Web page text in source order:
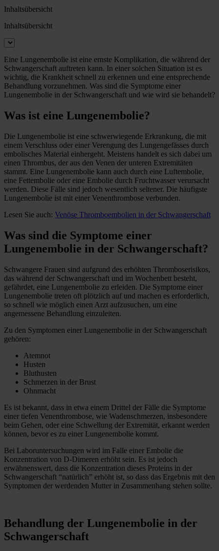
Inhaltsübersicht
Inhaltsübersicht
Eine Lungenembolie ist eine ernste Komplikation, die während der
Schwangerschaft auftreten kann. In einer solchen Situation ist es
wichtig, die Krankheit schnell zu erkennen und eine entsprechende
Behandlung vorzunehmen. Was sind die Symptome einer
Lungenembolie in der Schwangerschaft und wie wird sie behandelt?
Was ist eine Lungenembolie?
Die Lungenembolie ist eine schwerwiegende Erkrankung, die mit
einem Verschluss oder einer Verengung des Lungengefässes durch
embolisches Material einhergeht. Meistens handelt es sich dabei um
einen Thrombus, der aus den Venen der unteren Extremitäten
stammt. Eine Lungenembolie kann auch durch eine Luftembolie,
eine Fettembolie oder eine Embolie durch Fruchtwasser verursacht
werden. Diese Fälle sind jedoch wesentlich seltener. Die häufigste
Lungenembolie ist mit einer Venenthrombose verbunden.
Lesen Sie auch: Venöse Thromboembolien in der Schwangerschaft
Was sind die Symptome einer
Lungenembolie in der Schwangerschaft?
Schwangere Frauen sind aufgrund des erhöhten Thromboserisikos,
das während der Schwangerschaft und im Wochenbett besteht,
gefährdet, eine Lungenembolie zu erleiden. Die Symptome einer
Lungenembolie treten oft plötzlich auf und machen es erforderlich,
so schnell wie möglich einen Arzt aufzusuchen, um eine
angemessene Behandlung einzuleiten.
Zu den Symptomen einer Lungenembolie in der Schwangerschaft
gehören:
Atemnot
Husten
Bluthusten
Schmerzen in der Brust
Ohnmacht
Es ist bekannt, dass in etwa einem Drittel der Fälle die Symptome
einer tiefen Venenthrombose, wie Wadenschmerzen, insbesondere
beim Gehen, oder eine Schwellung der Extremität, erkannt werden
können, bevor es zu einer Lungenembolie kommt.
Bei Laboruntersuchungen wird im Falle einer Embolie die
Konzentration von D-Dimeren erhöht sein. Es ist jedoch
erwähnenswert, dass die Konzentration dieses Proteins in der
Schwangerschaft “natürlich” erhöht ist, so dass das Ergebnis mit den
Symptomen der werdenden Mutter in Zusammenhang stehen sollte.
Behandlung der Lungenembolie in der
Schwangerschaft